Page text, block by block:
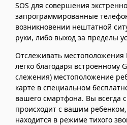
SOS для совершения
запрограммированные
возникновении нештатной
руки, либо выход за пределы
Отслеживать
легко благодаря встроенному
слежения) местоположение
карте в специальном
вашего смартфона. Вы всегда
происходит с вашим
находится в режиме тихого